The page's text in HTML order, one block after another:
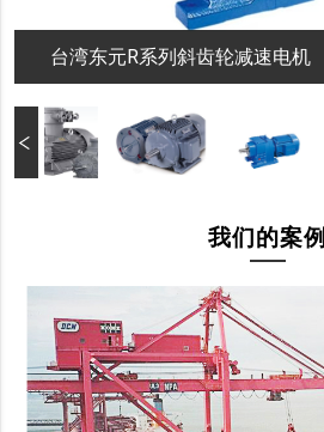
台湾东元R系列斜齿轮减速电机
我们的案例